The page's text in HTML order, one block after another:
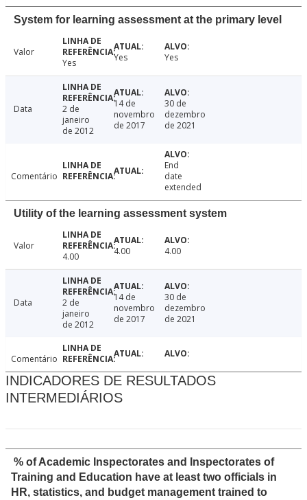
System for learning assessment at the primary level
Valor
Yes
Yes Yes
Data
2 de
janeiro
de 2012
14 de
novembro
de 2017
30 de
dezembro
de 2021
Comentário
End
date
extended
Utility of the learning assessment system
Valor
4.00
4.00 4.00
Data
2 de
janeiro
de 2012
14 de
novembro
de 2017
30 de
dezembro
de 2021
Comentário
INDICADORES DE RESULTADOS
INTERMEDIÁRIOS
% of Academic Inspectorates and Inspectorates of
Training and Education have at least two officials in
HR, statistics, and budget management trained to